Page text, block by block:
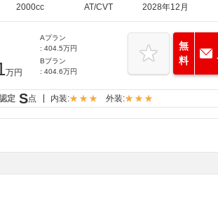
2000cc AT/CVT 2028年12月
万円
Aプラン
: 404.5万円
Bプラン
: 404.6万円
無
料
定 S点 内装: 外装: